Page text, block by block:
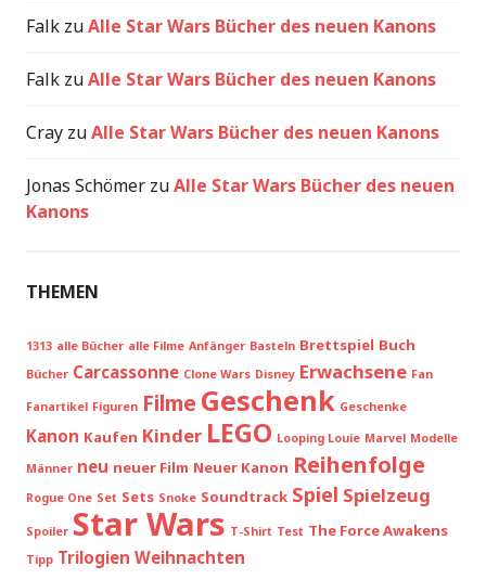
Falk zuAlle Star Wars Bücher des neuen Kanons
Falk zuAlle Star Wars Bücher des neuen Kanons
Cray zuAlle Star Wars Bücher des neuen Kanons
Jonas Schömer zuAlle Star Wars Bücher des neuen
Kanons
THEMEN
1313 alle Bücher alle Filme Anfänger Basteln Brettspiel Buch
Bücher Carcassonne Clone Wars Disney Erwachsene Fan
Fanartikel Figuren Filme Geschenk Geschenke
Kanon Kaufen Kinder LEGO Looping Louie Marvel Modelle
Männer neu neuer Film Neuer Kanon Reihenfolge
Rogue One Set Sets Snoke Soundtrack Spiel Spielzeug
Spoiler Star Wars T-Shirt Test The Force Awakens
Tipp Trilogien Weihnachten